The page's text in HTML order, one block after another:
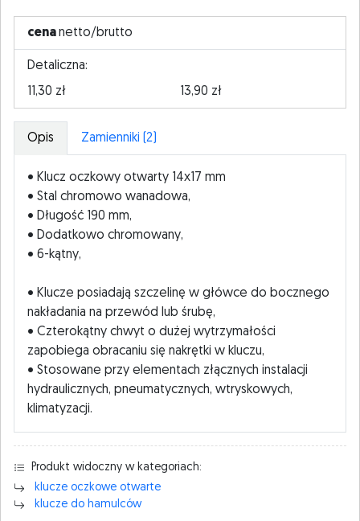
cenanetto/brutto
Detaliczna:
11,30 zł
13,90 zł
Opis Zamienniki (2)
• Klucz oczkowy otwarty 14x17 mm
• Stal chromowo wanadowa,
• Długość 190 mm,
• Dodatkowo chromowany,
• 6-kątny,
• Klucze posiadają szczelinę w główce do bocznego
nakładania na przewód lub śrubę,
• Czterokątny chwyt o dużej wytrzymałości
zapobiega obracaniu się nakrętki w kluczu,
• Stosowane przy elementach złącznych instalacji
hydraulicznych, pneumatycznych, wtryskowych,
klimatyzacji.
Produkt widoczny w kategoriach:
klucze oczkowe otwarte
klucze do hamulców